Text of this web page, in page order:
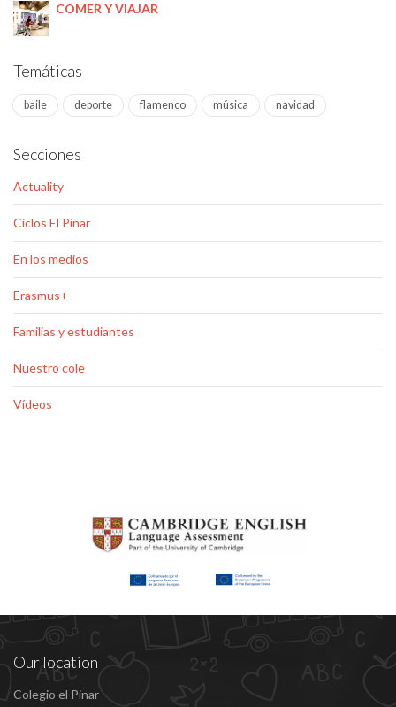
COMER Y VIAJAR
Temáticas
baile deporte flamenco música navidad
Secciones
Actuality
Ciclos El Pinar
En los medios
Erasmus+
Familias y estudiantes
Nuestro cole
Vídeos
Our location
Colegio el Pinar